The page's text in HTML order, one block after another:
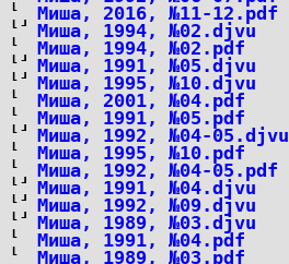
Миша, 2016, №11-12.pdf
Миша, 1994, №02.djvu
Миша, 1994, №02.pdf
Миша, 1991, №05.djvu
Миша, 1995, №10.djvu
Миша, 2001, №04.pdf
Миша, 1991, №05.pdf
Миша, 1992, №04-05.djvu
Миша, 1995, №10.pdf
Миша, 1992, №04-05.pdf
Миша, 1991, №04.djvu
Миша, 1992, №09.djvu
Миша, 1989, №03.djvu
Миша, 1991, №04.pdf
Миша, 1989, №03.pdf